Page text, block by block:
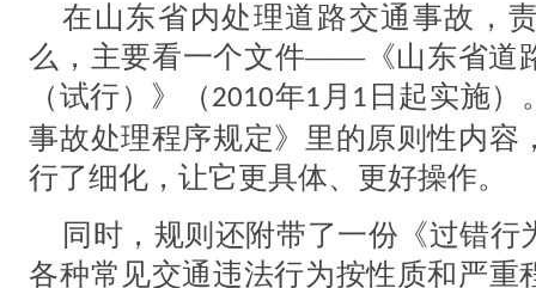
在山东省内处理道路交通事故，
么，主要看一个文件——《山东省道
（试行）》（ 2010年1 月 1 日起实施）
事故处理程序规定》里的原则性内容
行了细化，让它更具体、更好操作。
同时，规则还附带了一份《过错
各种常见交通违法行为按性质和严重